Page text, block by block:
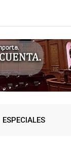
¿VIVES AL
ESPECIALES